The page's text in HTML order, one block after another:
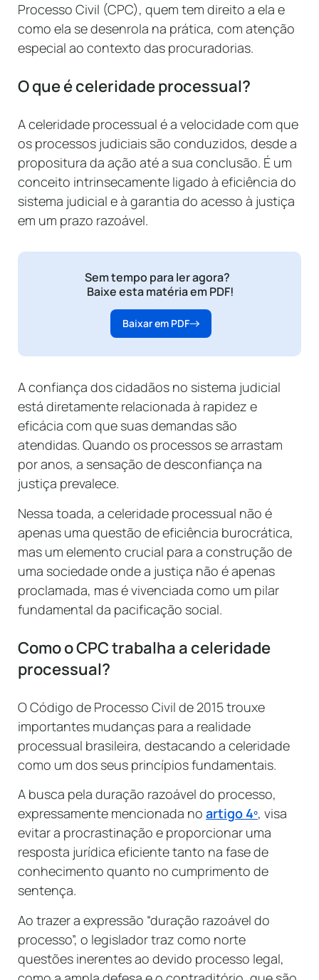
Processo Civil (CPC), quem tem direito a ela e
como ela se desenrola na prática, com atenção
especial ao contexto das procuradorias.
O que é celeridade processual?
A celeridade processual é a velocidade com que
os processos judiciais são conduzidos, desde a
propositura da ação até a sua conclusão. É um
conceito intrinsecamente ligado à eficiência do
sistema judicial e à garantia do acesso à justiça
em um prazo razoável.
Sem tempo para ler agora?
Baixe esta matéria em PDF!
Baixar em PDF
A confiança dos cidadãos no sistema judicial
está diretamente relacionada à rapidez e
eficácia com que suas demandas são
atendidas. Quando os processos se arrastam
por anos, a sensação de desconfiança na
justiça prevalece.
Nessa toada, a celeridade processual não é
apenas uma questão de eficiência burocrática,
mas um elemento crucial para a construção de
uma sociedade onde a justiça não é apenas
proclamada, mas é vivenciada como um pilar
fundamental da pacificação social.
Como o CPC trabalha a celeridade
processual?
O Código de Processo Civil de 2015 trouxe
importantes mudanças para a realidade
processual brasileira, destacando a celeridade
como um dos seus princípios fundamentais.
A busca pela duração razoável do processo,
expressamente mencionada no artigo 4º, visa
evitar a procrastinação e proporcionar uma
resposta jurídica eficiente tanto na fase de
conhecimento quanto no cumprimento de
sentença.
Ao trazer a expressão “duração razoável do
processo”, o legislador traz como norte
questões inerentes ao devido processo legal,